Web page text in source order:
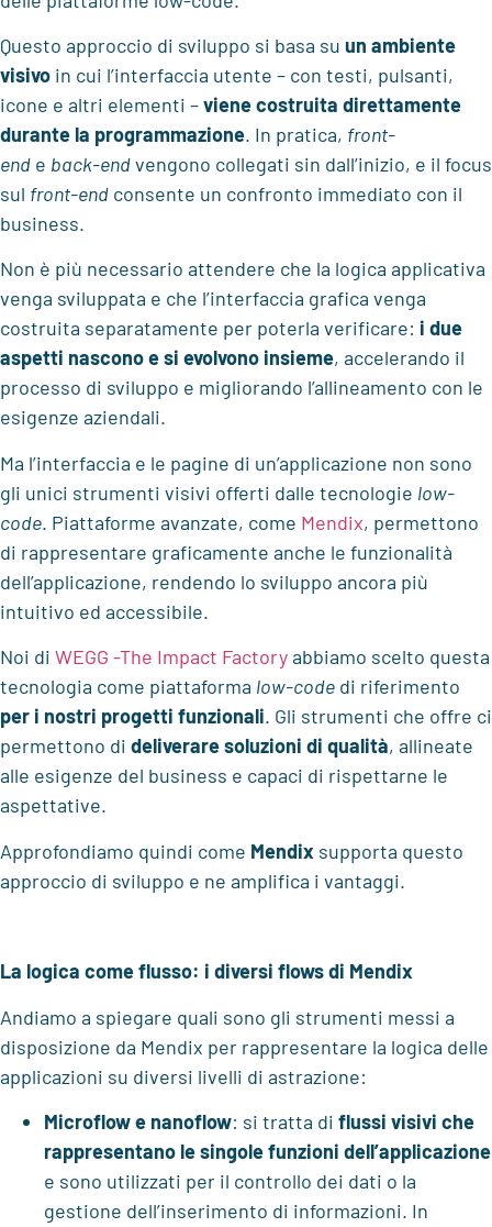
Questo approccio di sviluppo si basa su un ambiente
visivo in cui l’interfaccia utente – con testi, pulsanti,
icone e altri elementi –viene costruita direttamente
durante la programmazione. In pratica, front-
end e back-endvengono collegati sin dall’inizio, e il focus
sul front-end consente un confronto immediato con il
business.
Non è più necessario attendere che la logica applicativa
venga sviluppata e che l’interfaccia grafica venga
costruita separatamente per poterla verificare: i due
aspetti nascono e si evolvono insieme, accelerando il
processo di sviluppo e migliorando l’allineamento con le
esigenze aziendali.
Ma l’interfaccia e le pagine di un’applicazione non sono
gli unici strumenti visivi offerti dalle tecnologie low-
code. Piattaforme avanzate, come Mendix, permettono
di rappresentare graficamente anche le funzionalità
dell’applicazione, rendendo lo sviluppo ancora più
intuitivo ed accessibile.
Noi di WEGG -The Impact Factoryabbiamo scelto questa
tecnologia come piattaforma low-code di riferimento
per i nostri progetti funzionali. Gli strumenti che offre ci
permettono di deliverare soluzioni di qualità, allineate
alle esigenze del business e capaci di rispettarne le
aspettative.
Approfondiamo quindi come Mendix supporta questo
approccio di sviluppo e ne amplifica i vantaggi.
La logica come flusso: i diversi flows di Mendix
Andiamo a spiegare quali sono gli strumenti messi a
disposizione da Mendix per rappresentare la logica delle
applicazioni su diversi livelli di astrazione:
Microflow e nanoflow: si tratta di flussi visivi che
rappresentano le singole funzioni dell’applicazione
e sono utilizzati per il controllo dei dati o la
gestione dell’inserimento di informazioni. In